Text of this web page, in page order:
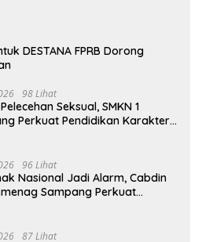
DESTANA FPRB Dorong
98 Lihat
Seksual, SMKN 1
Perkuat Pendidikan Karakter
96 Lihat
Nasional Jadi Alarm, Cabdin
Sampang Perkuat
87 Lihat